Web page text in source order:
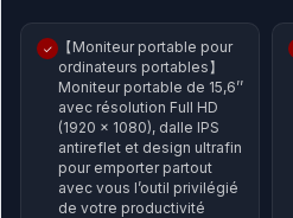
✓
【Moniteur portable pour
ordinateurs portables】
Moniteur portable de 15,6’’
avec résolution Full HD
(1920 x 1080), dalle IPS
antireflet et design ultrafin
pour emporter partout
avec vous l’outil privilégié
de votre productivité